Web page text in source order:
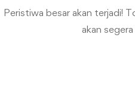
Peristiwa besar akan terjadi!
akan